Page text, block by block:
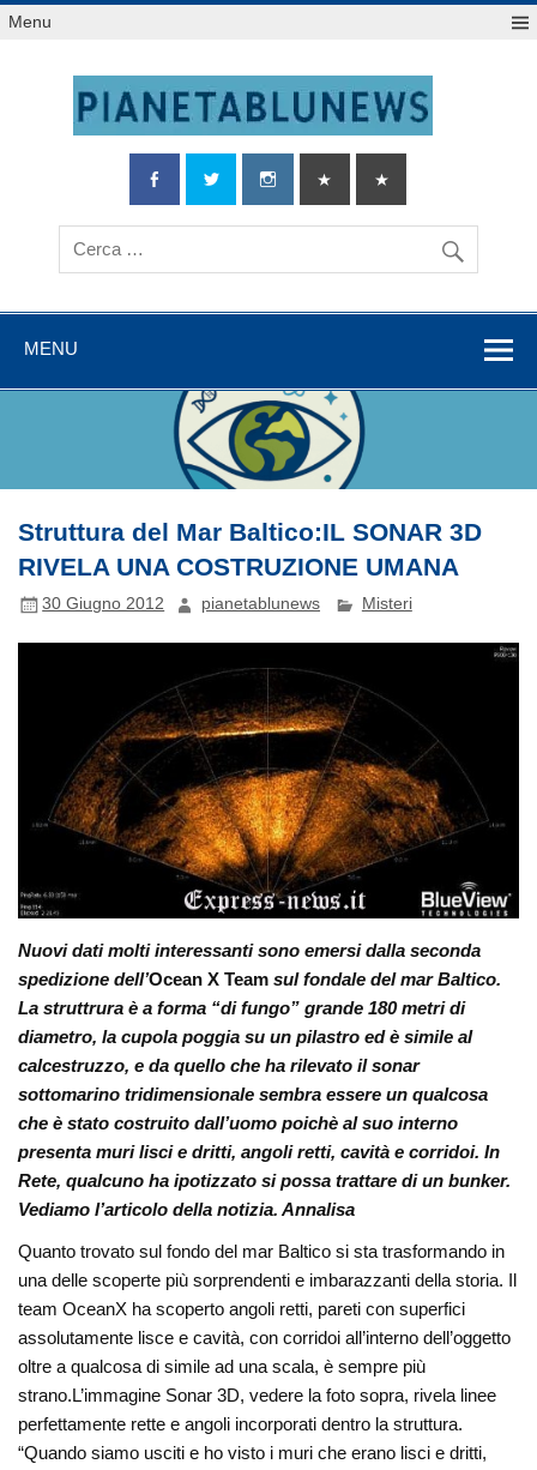
Salta
alMenu
MENU
Struttura del Mar Baltico:IL SONAR 3D
RIVELA UNA COSTRUZIONE UMANA
30 Giugno 2012 pianetablunews Misteri
Nuovi dati molti interessanti sono emersi dalla seconda
spedizione dell’Ocean X Teamsul fondale del mar Baltico.
La struttrura è a forma “di fungo” grande 180 metri di
diametro, la cupola poggia su un pilastro ed è simile al
calcestruzzo, e da quello che ha rilevato il sonar
sottomarino tridimensionale sembra essere un qualcosa
che è stato costruito dall’uomo poichè al suo interno
presenta muri lisci e dritti, angoli retti, cavità e corridoi. In
Rete, qualcuno ha ipotizzato si possa trattare di un bunker.
Vediamo l’articolo della notizia.Annalisa
Quanto trovato sul fondo del mar Baltico si sta trasformando in
una delle scoperte più sorprendenti e imbarazzanti della storia. Il
team OceanX ha scoperto angoli retti, pareti con superfici
assolutamente lisce e cavità, con corridoi all’interno dell’oggetto
oltre a qualcosa di simile ad una scala, è sempre più
strano.L’immagine Sonar 3D, vedere la foto sopra, rivela linee
perfettamente rette e angoli incorporati dentro la struttura.
“Quando siamo usciti e ho visto i muri che erano lisci e dritti,